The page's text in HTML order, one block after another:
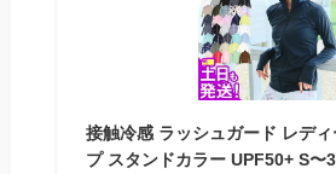
接触冷感 ラッシュガード レデ
プ スタンドカラー UPF50+ S〜